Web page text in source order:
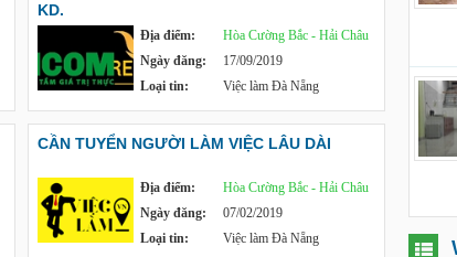
KD.
Địa điểm:
Hòa Cường Bắc - Hải Châu
Ngày đăng:
17/09/2019
Loại tin:
Việc làm Đà Nẵng
CẦN TUYỂN NGƯỜI LÀM VIỆC LÂU DÀI
Địa điểm:
Hòa Cường Bắc - Hải Châu
Ngày đăng:
07/02/2019
Loại tin:
Việc làm Đà Nẵng